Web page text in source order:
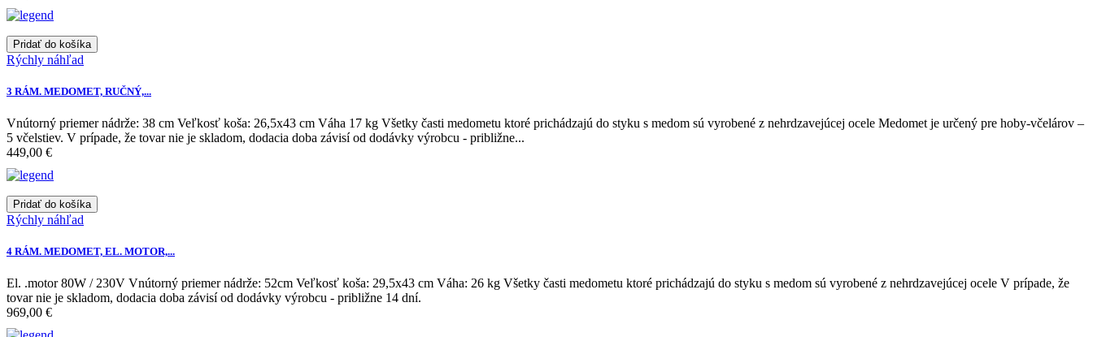
Pridať do košíka
Rýchly náhľad
3 RÁM. MEDOMET, RUČNÝ,...
Vnútorný priemer nádrže: 38 cm Veľkosť koša: 26,5x43 cm Váha 17 kg Všetky časti medometu ktoré prichádzajú do styku s medom sú vyrobené z nehrdzavejúcej ocele Medomet je určený pre hoby-včelárov –
5 včelstiev. V prípade, že tovar nie je skladom, dodacia doba závisí od dodávky výrobcu - približne...
449,00 €
Pridať do košíka
Rýchly náhľad
4 RÁM. MEDOMET, EL. MOTOR,...
El. .motor 80W / 230V Vnútorný priemer nádrže: 52cm Veľkosť koša: 29,5x43 cm Váha: 26 kg Všetky časti medometu ktoré prichádzajú do styku s medom sú vyrobené z nehrdzavejúcej ocele V prípade, že
tovar nie je skladom, dodacia doba závisí od dodávky výrobcu - približne 14 dní.
969,00 €